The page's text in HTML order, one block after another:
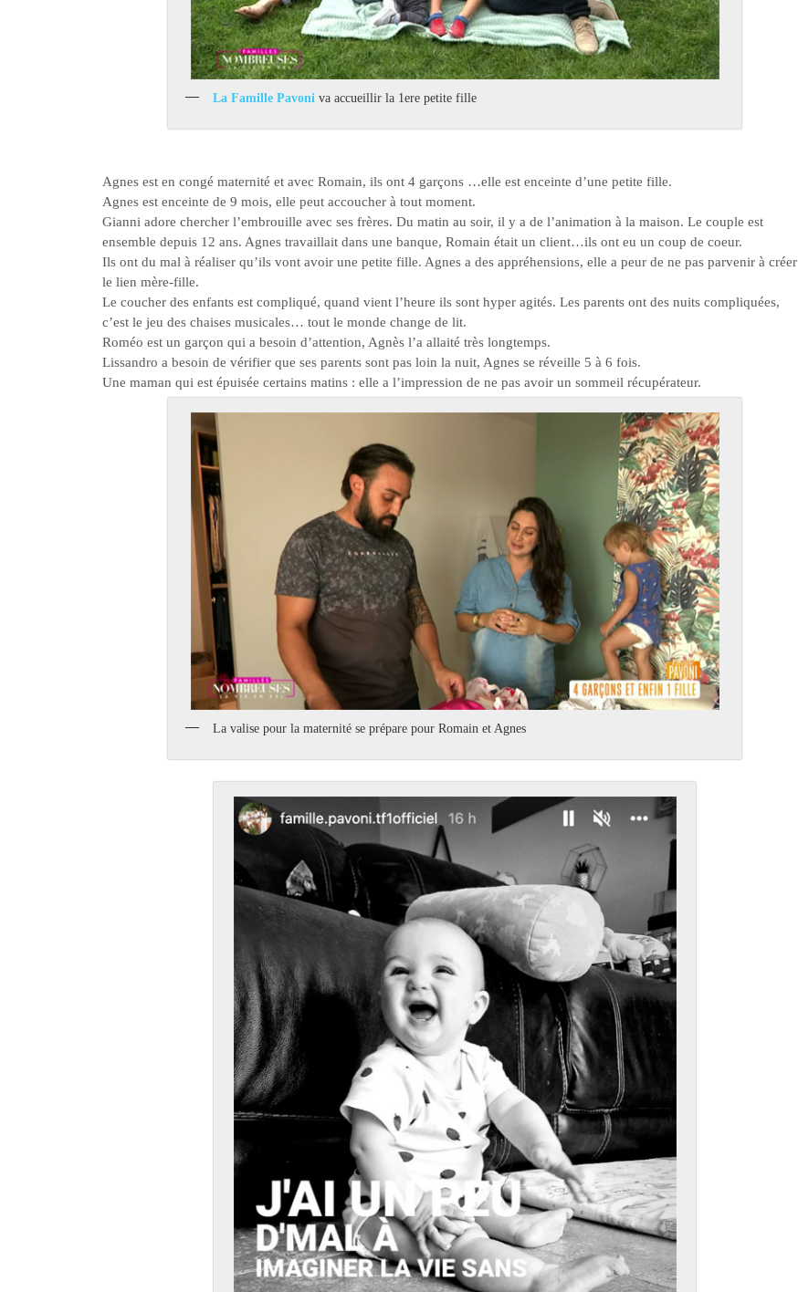
La Famille Pavoni va accueillir la 1ere petite fille
Agnes est en congé maternité et avec Romain, ils ont 4 garçons …elle est enceinte d’une petite fille.
Agnes est enceinte de 9 mois, elle peut accoucher à tout moment.
Gianni adore chercher l’embrouille avec ses frères. Du matin au soir, il y a de l’animation à la maison. Le couple est
ensemble depuis 12 ans. Agnes travaillait dans une banque, Romain était un client…ils ont eu un coup de coeur.
Ils ont du mal à réaliser qu’ils vont avoir une petite fille. Agnes a des appréhensions, elle a peur de ne pas parvenir à créer
le lien mère-fille.
Le coucher des enfants est compliqué, quand vient l’heure ils sont hyper agités. Les parents ont des nuits compliquées,
c’est le jeu des chaises musicales… tout le monde change de lit.
Roméo est un garçon qui a besoin d’attention, Agnès l’a allaité très longtemps.
Lissandro a besoin de vérifier que ses parents sont pas loin la nuit, Agnes se réveille 5 à 6 fois.
Une maman qui est épuisée certains matins : elle a l’impression de ne pas avoir un sommeil récupérateur.
La valise pour la maternité se prépare pour Romain et Agnes